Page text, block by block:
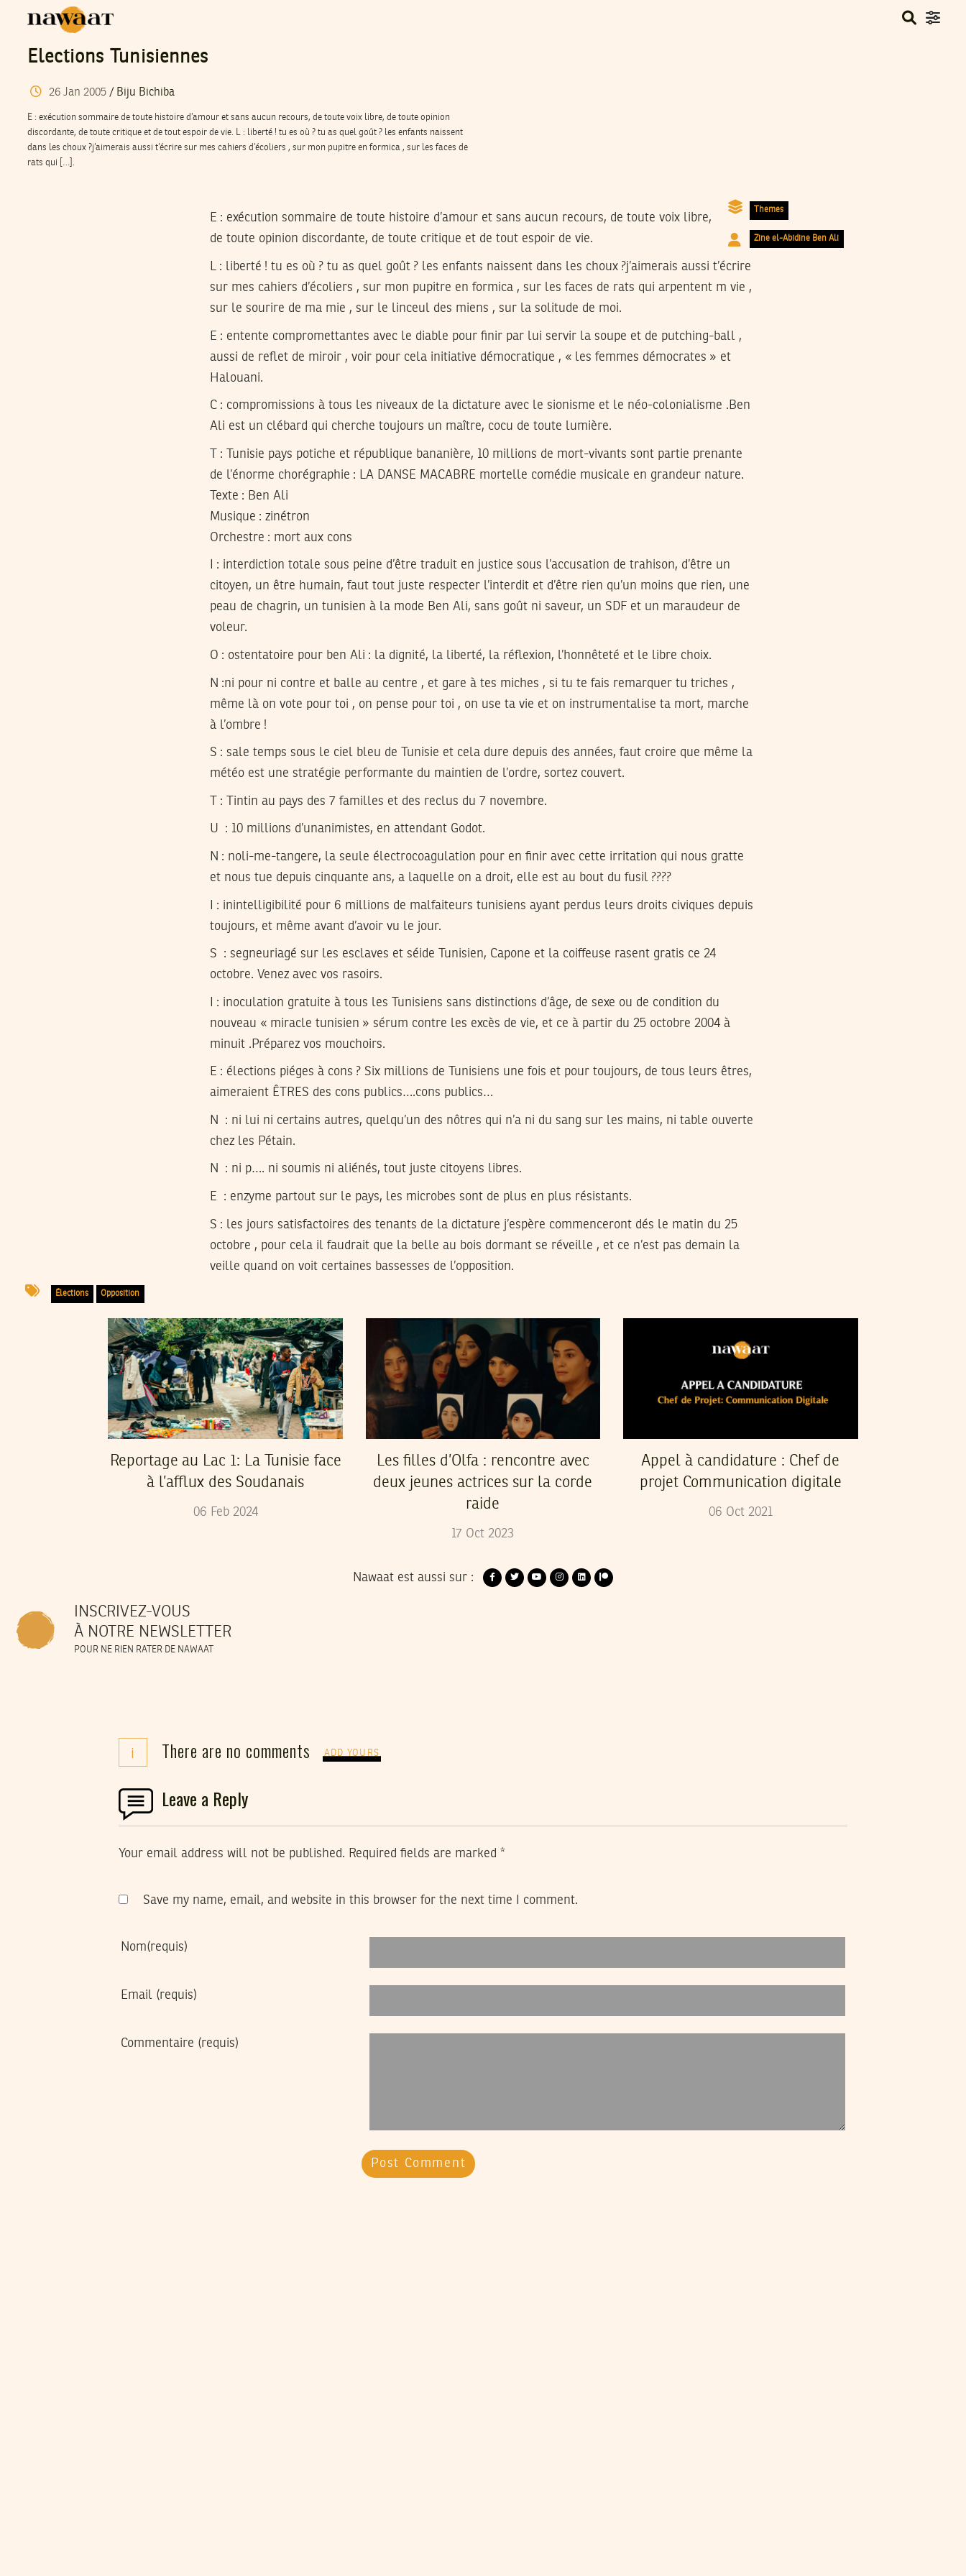
Elections Tunisiennes
26 Jan 2005/ Biju Bichiba
E : exécution sommaire de toute histoire d’amour et sans aucun recours, de toute voix libre, de toute opinion
discordante, de toute critique et de tout espoir de vie. L : liberté ! tu es où ? tu as quel goût ? les enfants naissent
dans les choux ?j’aimerais aussi t’écrire sur mes cahiers d’écoliers , sur mon pupitre en formica , sur les faces de
rats qui […].
Themes
Zine el-Abidine Ben Ali
E : exécution sommaire de toute histoire d’amour et sans aucun recours, de toute voix libre,
de toute opinion discordante, de toute critique et de tout espoir de vie.
L : liberté ! tu es où ? tu as quel goût ? les enfants naissent dans les choux ?j’aimerais aussi t’écrire
sur mes cahiers d’écoliers , sur mon pupitre en formica , sur les faces de rats qui arpentent m vie ,
sur le sourire de ma mie , sur le linceul des miens , sur la solitude de moi.
E : entente compromettantes avec le diable pour finir par lui servir la soupe et de putching-ball ,
aussi de reflet de miroir , voir pour cela initiative démocratique , « les femmes démocrates » et
Halouani.
C : compromissions à tous les niveaux de la dictature avec le sionisme et le néo-colonialisme .Ben
Ali est un clébard qui cherche toujours un maître, cocu de toute lumière.
: Tunisie pays potiche et république bananière, 10 millions de mort-vivants sont partie prenante
de l’énorme chorégraphie : LA DANSE MACABRE mortelle comédie musicale en grandeur nature.
Texte : Ben Ali
Musique : zinétron
Orchestre : mort aux cons
: interdiction totale sous peine d’être traduit en justice sous l’accusation de trahison, d’être un
citoyen, un être humain, faut tout juste respecter l’interdit et d’être rien qu’un moins que rien, une
peau de chagrin, un tunisien à la mode Ben Ali, sans goût ni saveur, un SDF et un maraudeur de
voleur.
O : ostentatoire pour ben Ali : la dignité, la liberté, la réflexion, l’honnêteté et le libre choix.
N :ni pour ni contre et balle au centre , et gare à tes miches , si tu te fais remarquer tu triches ,
même là on vote pour toi , on pense pour toi , on use ta vie et on instrumentalise ta mort, marche
à l’ombre !
S : sale temps sous le ciel bleu de Tunisie et cela dure depuis des années, faut croire que même la
météo est une stratégie performante du maintien de l’ordre, sortez couvert.
: Tintin au pays des 7 familles et des reclus du 7 novembre.
U : 10 millions d’unanimistes, en attendant Godot.
N : noli-me-tangere, la seule électrocoagulation pour en finir avec cette irritation qui nous gratte
et nous tue depuis cinquante ans, a laquelle on a droit, elle est au bout du fusil ????
: inintelligibilité pour 6 millions de malfaiteurs tunisiens ayant perdus leurs droits civiques depuis
toujours, et même avant d’avoir vu le jour.
S
: segneuriagé sur les esclaves et séide Tunisien, Capone et la coiffeuse rasent gratis ce 24
octobre. Venez avec vos rasoirs.
: inoculation gratuite à tous les Tunisiens sans distinctions d’âge, de sexe ou de condition du
nouveau « miracle tunisien » sérum contre les excès de vie, et ce à partir du 25 octobre 2004 à
minuit .Préparez vos mouchoirs.
E : élections piéges à cons ? Six millions de Tunisiens une fois et pour toujours, de tous leurs êtres,
aimeraient ÊTRES des cons publics….cons publics…
N
: ni lui ni certains autres, quelqu’un des nôtres qui n’a ni du sang sur les mains, ni table ouverte
chez les Pétain.
N : ni p…. ni soumis ni aliénés, tout juste citoyens libres.
E : enzyme partout sur le pays, les microbes sont de plus en plus résistants.
S : les jours satisfactoires des tenants de la dictature j’espère commenceront dés le matin du 25
octobre , pour cela il faudrait que la belle au bois dormant se réveille , et ce n’est pas demain la
veille quand on voit certaines bassesses de l’opposition.
Élections Opposition
Reportage au Lac 1: La Tunisie face
à l’afflux des Soudanais
06 Feb 2024
Les filles d’Olfa : rencontre avec
deux jeunes actrices sur la corde
raide
17 Oct 2023
Appel à candidature : Chef de
projet Communication digitale
06 Oct 2021
Nawaat est aussi sur :
INSCRIVEZ-VOUS
À NOTRE NEWSLETTER
POUR NE RIEN RATER DE NAWAAT
i There are no comments ADD YOURS
Leave a Reply
Your email address will not be published. Required fields are marked*
Save my name, email, and website in this browser for the next time I comment.
Nom(requis)
Email (requis)
Commentaire (requis)